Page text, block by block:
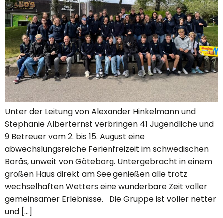
Unter der Leitung von Alexander Hinkelmann und
Stephanie Alberternst verbringen 41 Jugendliche und
9 Betreuer vom 2. bis 15. August eine
abwechslungsreiche Ferienfreizeit im schwedischen
Borås, unweit von Göteborg. Untergebracht in einem
großen Haus direkt am See genießen alle trotz
wechselhaften Wetters eine wunderbare Zeit voller
gemeinsamer Erlebnisse. Die Gruppe ist voller netter
und […]